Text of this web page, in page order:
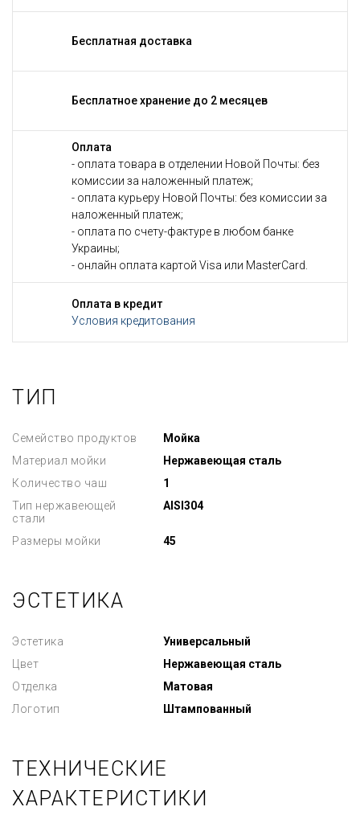
Бесплатная доставка
Бесплатное хранение до 2 месяцев
Оплата
- оплата товара в отделении Новой Почты: без
комиссии за наложенный платеж;
- оплата курьеру Новой Почты: без комиссии за
наложенный платеж;
- оплата по счету-фактуре в любом банке
Украины;
- онлайн оплата картой Visa или MasterCard.
Оплата в кредит
Условия кредитования
ТИП
Семейство продуктов
Мойка
Материал мойки
Нержавеющая сталь
Количество чаш
1
Тип нержавеющей
стали
AISI304
Размеры мойки 45
ЭСТЕТИКА
Эстетика
Универсальный
Цвет
Нержавеющая сталь
Отделка
Матовая
Логотип
Штампованный
ТЕХНИЧЕСКИЕ
ХАРАКТЕРИСТИКИ